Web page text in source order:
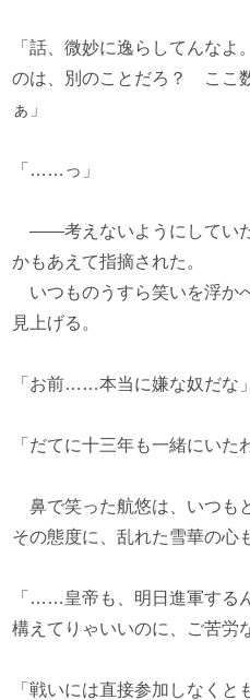
「話、微妙に逸らしてんな
のは、別のことだろ？ ここ
ぁ」
「……っ」
――考えないようにしてい
かもあえて指摘された。
いつものうすら笑いを浮か
見上げる。
「お前……本当に嫌な奴だな」
「だてに十三年も一緒にいた
鼻で笑った航悠は、いつも
その態度に、乱れた雪華の心
「……皇帝も、明日進軍する
構えてりゃいいのに、ご苦労
「戦いには直接参加しなく